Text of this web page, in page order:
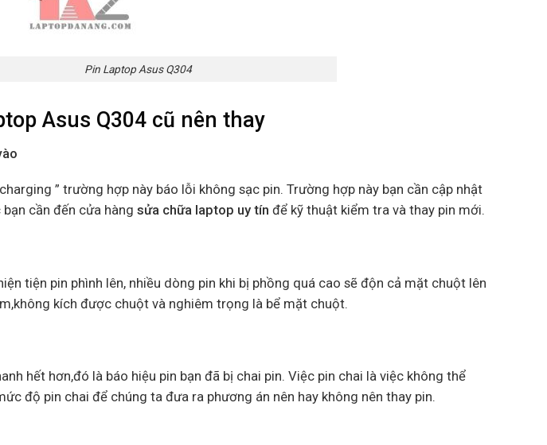
Pin Laptop Asus Q304
Asus Q304 cũ nên thay
” trường hợp này báo lỗi không sạc pin. Trường hợp này bạn cần cập nhật
cần đến cửa hàng sửa chữa laptop uy tín để kỹ thuật kiểm tra và thay pin mới.
tiện pin phình lên, nhiều dòng pin khi bị phồng quá cao sẽ độn cả mặt chuột lên
kích được chuột và nghiêm trọng là bể mặt chuột.
hết hơn,đó là báo hiệu pin bạn đã bị chai pin. Việc pin chai là việc không thể
độ pin chai để chúng ta đưa ra phương án nên hay không nên thay pin.